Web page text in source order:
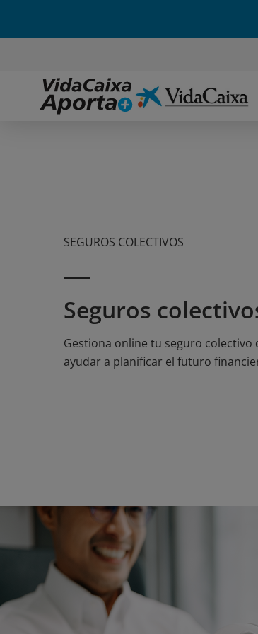
SEGUROS COLECTIVOS
Seguros
Gestiona online tu seguro
ayudar a planificar el futuro